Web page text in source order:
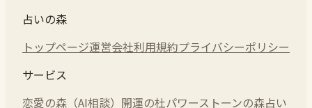
占いの森
トップページ運営会社利用規約プライバシーポリシー
サービス
恋愛の森（AI相談） 開運の杜パワーストーンの森占い